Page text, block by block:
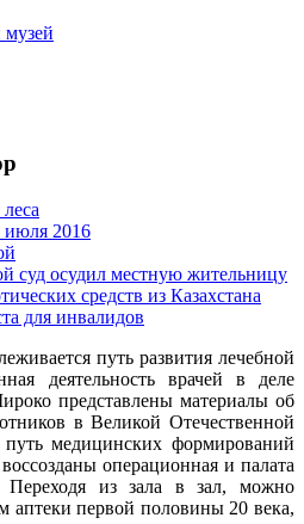
2016
суд осудил местную жительницу
средств из Казахстана
для инвалидов
путь развития лечебной
деятельность врачей в деле
представлены материалы об
в Великой Отечественной
медицинских формирований
операционная и палата
Переходя из зала в зал, можно
аптеки первой половины 20 века,